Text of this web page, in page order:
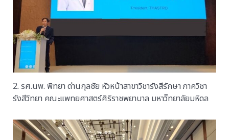
2. รศ.นพ. พิทยา ด่านกุลชัย หัวหน้าสาขาวิชารังสีรักษา ภาควิชา
รังสีวิทยา คณะแพทยศาสตร์ศิริราชพยาบาล มหาวิิทยาลัยมหิดล